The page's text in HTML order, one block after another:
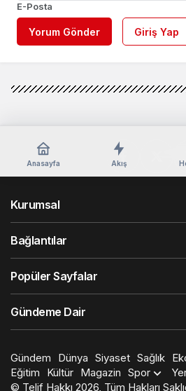
E-Posta
Yorum Gönder Giriş Yap
Anasayfa Akış
Kurumsal
Bağlantılar
Popüler Sayfalar
Gündeme Dair
Gündem Dünya Siyaset Sağlık
Eğitim
Kültür Magazin Spor
© Telif Hakkı 2026, Tüm Hakları